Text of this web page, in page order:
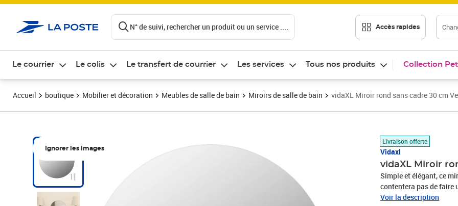
N° de suivi, rechercher un produit ou un service .... Accès rapides
Le courrier Le colis Le transfert de courrier Les services Tous nos produits Collection
Accueil boutique Mobilier et décoration Meubles de salle de bain Miroirs de salle de bain vidaXL Miroir rond sans cadre 30 cm
Ignorer les images
Livraison offerte
Vidaxl
vidaXL Miroir
Simple et élégant, ce
contentera pas de faire
lumière et un effet
Voir la description
Prix 21,99€